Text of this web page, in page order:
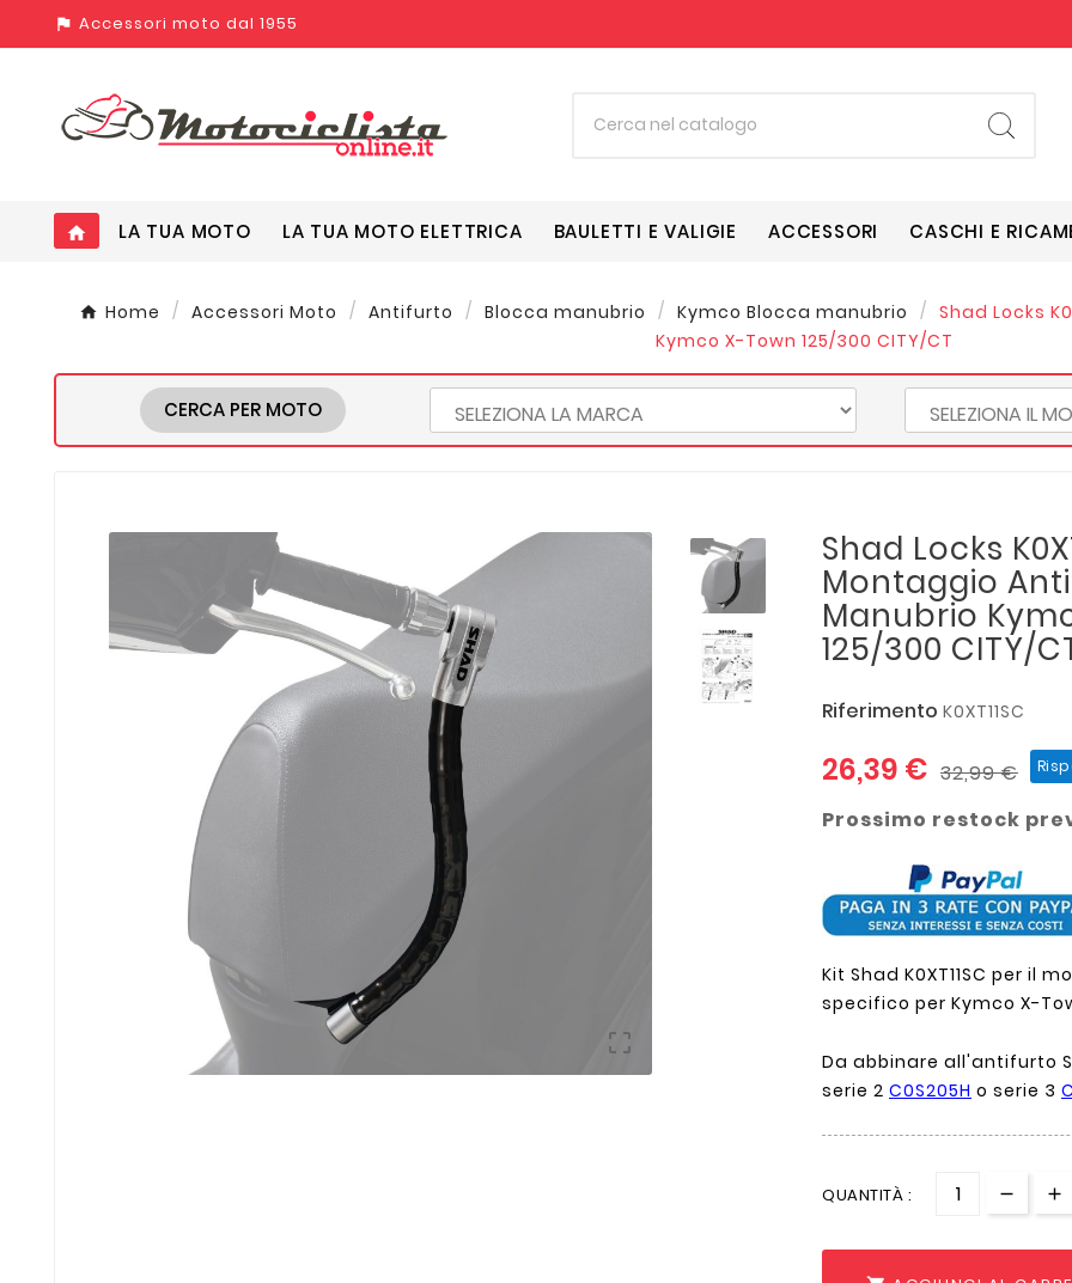
assistant_photo Accessori moto dal 1955
home LA TUA MOTO LA TUA MOTO ELETTRICA BAULETTI E VALIGIE ACCESSORI CASCHI E
Home Accessori Moto Antifurto Blocca manubrio Kymco Blocca manubrio
Shad Locks
Kymco X-Town 125/300 CITY/CT
CERCA PER MOTO

Shad Locks
Montaggio
Manubrio
125/300 CITY/
Riferimento K0XT11SC
26,39 € 32,99 €
Prossimo restock
Kit Shad K0XT11SC per il
specifico per Kymco X-
Da abbinare all'antifurto
serie 2 C0S205H o serie 3
QUANTITÀ :